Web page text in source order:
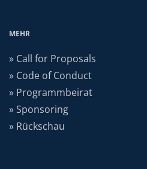
MEHR
» Call for Proposals
» Code of Conduct
» Programmbeirat
» Sponsoring
» Rückschau